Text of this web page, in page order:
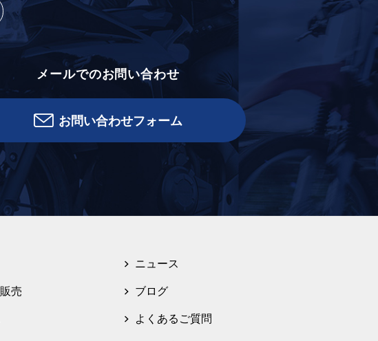
メールでのお問い合わせ
お問い合わせフォーム
売
ニュース
ブログ
よくあるご質問